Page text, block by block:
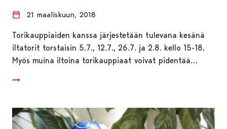
21 maaliskuun, 2018
Torikauppiaiden kanssa järjestetään tulevana kesänä
iltatorit torstaisin 5.7., 12.7., 26.7. ja 2.8. kello 15-18.
Myös muina iltoina torikauppiaat voivat pidentää…